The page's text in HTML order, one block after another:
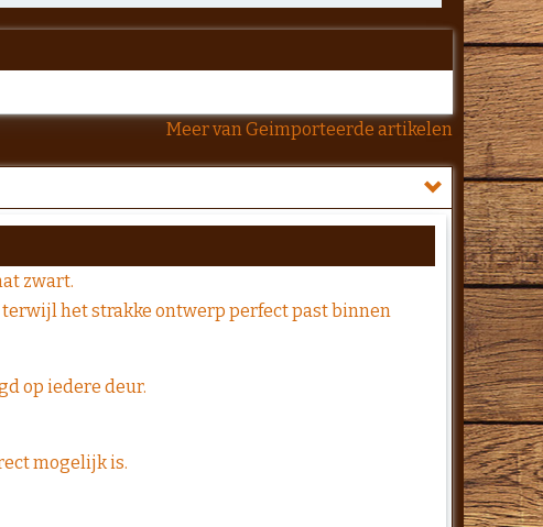
Meer van Geimporteerde artikelen
zwart.
het strakke ontwerp perfect past binnen
op iedere deur.
mogelijk is.